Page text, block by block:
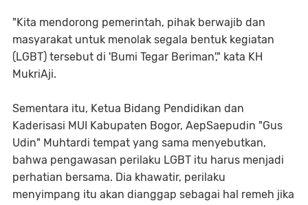
"Kita mendorong pemerintah, pihak berwajib dan
masyarakat untuk menolak segala bentuk kegiatan
(LGBT) tersebut di 'Bumi Tegar Beriman'," kata KH
MukriAji.
Sementara itu, Ketua Bidang Pendidikan dan
Kaderisasi MUI Kabupaten Bogor, AepSaepudin "Gus
Udin" Muhtardi tempat yang sama menyebutkan,
bahwa pengawasan perilaku LGBT itu harus menjadi
perhatian bersama. Dia khawatir, perilaku
menyimpang itu akan dianggap sebagai hal remeh jika